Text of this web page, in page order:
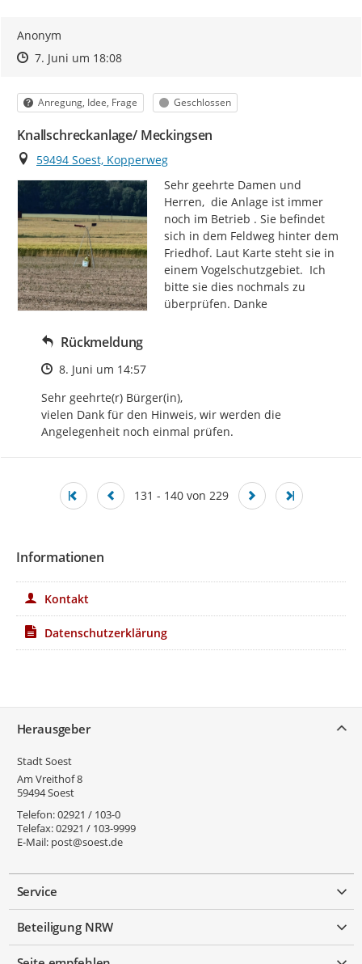
Anonym
Zeitpunkt des Erstellens
Zeitpunkt des Erstellens
7. Juni um 18:08Zur Äußerung
Kategorie
Anregung, Idee, Frage Status
Geschlossen
Knallschreckanlage/ Meckingsen
Ort
59494 Soest, Kopperweg
Sehr geehrte Damen und
Herren,  die Anlage ist immer
noch im Betrieb . Sie befindet
sich in dem Feldweg hinter dem
Friedhof. Laut Karte steht sie in
einem Vogelschutzgebiet.  Ich
bitte sie dies nochmals zu
überprüfen. Danke
Rückmeldung
Zeitpunkt des Erstellens
8. Juni um 14:57
Sehr geehrte(r) Bürger(in),
vielen Dank für den Hinweis, wir werden die
Angelegenheit noch einmal prüfen.
131 - 140 von 229
Informationen
Kontakt
Datenschutzerklärung
Herausgeber
Stadt Soest
Am Vreithof 8
59494Soest
Telefon:02921 / 103-0
Telefax:02921 / 103-9999
E-Mail: post@soest.de
Service
Beteiligung NRW